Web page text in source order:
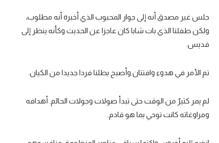
جلس غير مصدق أنه إلى جوار المحبوب الذي أخبره أنه مطلوب،
ولكن طفلنا الذي بات شابا كان عاجزا عن الحديث وكأنه ينظر إلى
قديس.
تم الأمر في هدوء وافتتان وأصبح بطلنا فردا جديدا من الكيان.
لم يمر كثيرٌ من الوقت حتى تبدأ صولات وجولات الحالم. أهدافه
ومراوغاته كانت توحي بما هو قادم.